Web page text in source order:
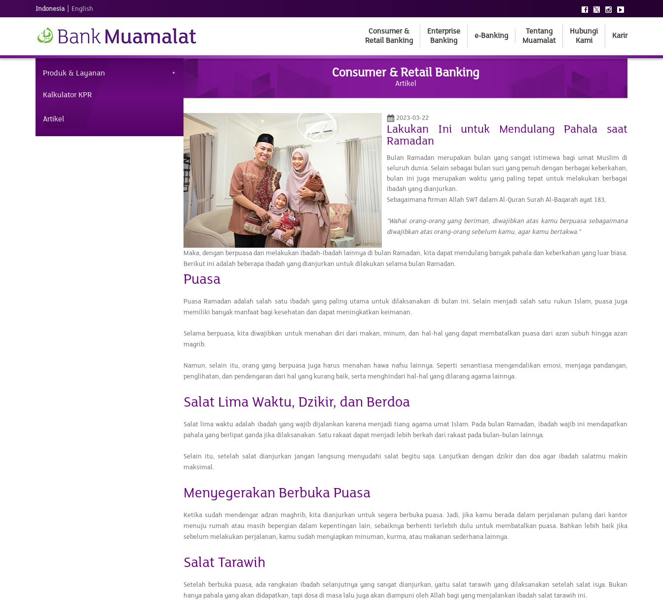
Indonesia | English
Consumer &
Retail Banking
Enterprise
Banking
e-Banking
Tentang
Muamalat
Hubungi
Kami
Karir
Produk & Layanan
Kalkulator KPR
Artikel
Consumer & Retail Banking
Artikel
2023-03-22
Lakukan Ini untuk Mendulang Pahala saat
Ramadan
Bulan Ramadan merupakan bulan yang sangat istimewa bagi umat Muslim di
seluruh dunia. Selain sebagai bulan suci yang penuh dengan berbagai keberkahan,
bulan ini juga merupakan waktu yang paling tepat untuk melakukan berbagai
ibadah yang dianjurkan.
Sebagaimana firman Allah SWT dalam Al-Quran Surah Al-Baqarah ayat 183,
"Wahai orang-orang yang beriman, diwajibkan atas kamu berpuasa sebagaimana
diwajibkan atas orang-orang sebelum kamu, agar kamu bertakwa."
Maka, dengan berpuasa dan melakukan ibadah-ibadah lainnya di bulan Ramadan, kita dapat mendulang banyak pahala dan keberkahan yang luar biasa.
Berikut ini adalah beberapa ibadah yang dianjurkan untuk dilakukan selama bulan Ramadan.
Puasa
Puasa Ramadan adalah salah satu ibadah yang paling utama untuk dilaksanakan di bulan ini. Selain menjadi salah satu rukun Islam, puasa juga
memiliki banyak manfaat bagi kesehatan dan dapat meningkatkan keimanan.
Selama berpuasa, kita diwajibkan untuk menahan diri dari makan, minum, dan hal-hal yang dapat membatalkan puasa dari azan subuh hingga azan
magrib.
Namun, selain itu, orang yang berpuasa juga harus menahan hawa nafsu lainnya. Seperti senantiasa mengendalikan emosi, menjaga pandangan,
penglihatan, dan pendengaran dari hal yang kurang baik, serta menghindari hal-hal yang dilarang agama lainnya.
Salat Lima Waktu, Dzikir, dan Berdoa
Salat lima waktu adalah ibadah yang wajib dijalankan karena menjadi tiang agama umat Islam. Pada bulan Ramadan, ibadah wajib ini mendapatkan
pahala yang berlipat ganda jika dilaksanakan. Satu rakaat dapat menjadi lebih berkah dari rakaat pada bulan-bulan lainnya.
Selain itu, setelah salat dianjurkan jangan langsung menyudahi salat begitu saja. Lanjutkan dengan dzikir dan doa agar ibadah salatmu makin
maksimal.
Menyegerakan Berbuka Puasa
Ketika sudah mendengar adzan maghrib, kita dianjurkan untuk segera berbuka puasa. Jadi, jika kamu berada dalam perjalanan pulang dari kantor
menuju rumah atau masih bepergian dalam kepentingan lain, sebaiknya berhenti terlebih dulu untuk membatalkan puasa. Bahkan lebih baik jika
sebelum melakukan perjalanan, kamu sudah menyiapkan minuman, kurma, atau makanan sederhana lainnya.
Salat Tarawih
Setelah berbuka puasa, ada rangkaian ibadah selanjutnya yang sangat dianjurkan, yaitu salat tarawih yang dilaksanakan setelah salat isya. Bukan
hanya pahala yang akan didapatkan, tapi dosa di masa lalu juga akan diampuni oleh Allah bagi yang menjalankan ibadah salat tarawih ini.